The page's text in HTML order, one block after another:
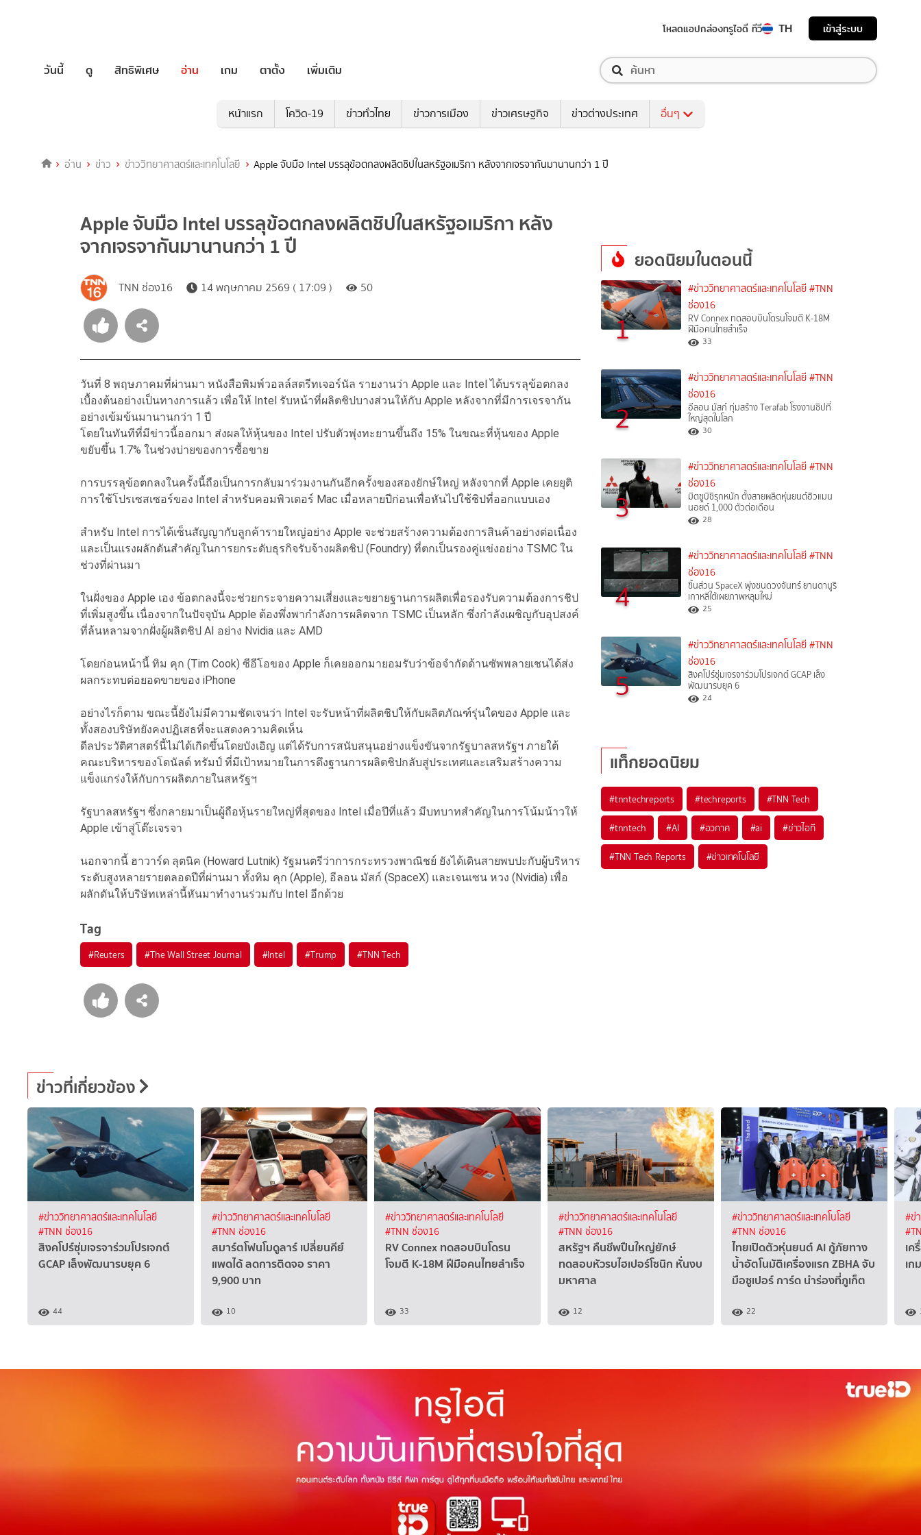
โหลดแอปกล่องทรูไอดี ทีวี TH เข้าสู่ระบบ
วันนี้ ดู สิทธิพิเศษ อ่าน เกม ตาตั้ง เพิ่มเติม
หน้าแรก โควิด-19 ข่าวทั่วไทย ข่าวการเมือง ข่าวเศรษฐกิจ ข่าวต่างประเทศ อื่นๆ
อ่าน ข่าว ข่าววิทยาศาสตร์และเทคโนโลยี Apple จับมือ Intel บรรลุข้อตกลงผลิตชิปในสหรัฐอเมริกา หลังจากเจรจากันมานานกว่า 1 ปี
Apple จับมือ Intel บรรลุข้อตกลงผลิตชิปในสหรัฐอเมริกา หลัง
จากเจรจากันมานานกว่า 1 ปี
TNN ช่อง16 14 พฤษภาคม 2569 ( 17:09 ) 50
วันที่ 8 พฤษภาคมที่ผ่านมา หนังสือพิมพ์วอลล์สตรีทเจอร์นัล รายงานว่า Apple และ Intel ได้บรรลุข้อตกลง
เบื้องต้นอย่างเป็นทางการแล้ว เพื่อให้ Intel รับหน้าที่ผลิตชิปบางส่วนให้กับ Apple หลังจากที่มีการเจรจากัน
อย่างเข้มข้นมานานกว่า 1 ปี
โดยในทันทีที่มีข่าวนี้ออกมา ส่งผลให้หุ้นของ Intel ปรับตัวพุ่งทะยานขึ้นถึง 15% ในขณะที่หุ้นของ Apple
ขยับขึ้น 1.7% ในช่วงบ่ายของการซื้อขาย
การบรรลุข้อตกลงในครั้งนี้ถือเป็นการกลับมาร่วมงานกันอีกครั้งของสองยักษ์ใหญ่ หลังจากที่ Apple เคยยุติ
การใช้โปรเซสเซอร์ของ Intel สำหรับคอมพิวเตอร์ Mac เมื่อหลายปีก่อนเพื่อหันไปใช้ชิปที่ออกแบบเอง
สำหรับ Intel การได้เซ็นสัญญากับลูกค้ารายใหญ่อย่าง Apple จะช่วยสร้างความต้องการสินค้าอย่างต่อเนื่อง
และเป็นแรงผลักดันสำคัญในการยกระดับธุรกิจรับจ้างผลิตชิป (Foundry) ที่ตกเป็นรองคู่แข่งอย่าง TSMC ใน
ช่วงที่ผ่านมา
ในฝั่งของ Apple เอง ข้อตกลงนี้จะช่วยกระจายความเสี่ยงและขยายฐานการผลิตเพื่อรองรับความต้องการชิป
ที่เพิ่มสูงขึ้น เนื่องจากในปัจจุบัน Apple ต้องพึ่งพากำลังการผลิตจาก TSMC เป็นหลัก ซึ่งกำลังเผชิญกับอุปสงค์
ที่ล้นหลามจากฝั่งผู้ผลิตชิป AI อย่าง Nvidia และ AMD
โดยก่อนหน้านี้ ทิม คุก (Tim Cook) ซีอีโอของ Apple ก็เคยออกมายอมรับว่าข้อจำกัดด้านซัพพลายเชนได้ส่ง
ผลกระทบต่อยอดขายของ iPhone
อย่างไรก็ตาม ขณะนี้ยังไม่มีความชัดเจนว่า Intel จะรับหน้าที่ผลิตชิปให้กับผลิตภัณฑ์รุ่นใดของ Apple และ
ทั้งสองบริษัทยังคงปฏิเสธที่จะแสดงความคิดเห็น
ดีลประวัติศาสตร์นี้ไม่ได้เกิดขึ้นโดยบังเอิญ แต่ได้รับการสนับสนุนอย่างแข็งขันจากรัฐบาลสหรัฐฯ ภายใต้
คณะบริหารของโดนัลด์ ทรัมป์ ที่มีเป้าหมายในการดึงฐานการผลิตชิปกลับสู่ประเทศและเสริมสร้างความ
แข็งแกร่งให้กับการผลิตภายในสหรัฐฯ
รัฐบาลสหรัฐฯ ซึ่งกลายมาเป็นผู้ถือหุ้นรายใหญ่ที่สุดของ Intel เมื่อปีที่แล้ว มีบทบาทสำคัญในการโน้มน้าวให้
Apple เข้าสู่โต๊ะเจรจา
นอกจากนี้ ฮาวาร์ด ลุตนิค (Howard Lutnik) รัฐมนตรีว่าการกระทรวงพาณิชย์ ยังได้เดินสายพบปะกับผู้บริหาร
ระดับสูงหลายรายตลอดปีที่ผ่านมา ทั้งทิม คุก (Apple), อีลอน มัสก์ (SpaceX) และเจนเซน หวง (Nvidia) เพื่อ
ผลักดันให้บริษัทเหล่านี้หันมาทำงานร่วมกับ Intel อีกด้วย
Tag
#Reuters #The Wall Street Journal #Intel #Trump #TNN Tech
ยอดนิยมในตอนนี้
1
#ข่าววิทยาศาสตร์และเทคโนโลยี #TNN
ช่อง16
RV Connex ทดสอบบินโดรนโจมตี K-18M
ฝีมือคนไทยสำเร็จ
33
2
#ข่าววิทยาศาสตร์และเทคโนโลยี #TNN
ช่อง16
อีลอน มัสก์ ทุ่มสร้าง Terafab โรงงานชิปที่
ใหญ่สุดในโลก
30
3
#ข่าววิทยาศาสตร์และเทคโนโลยี #TNN
ช่อง16
มิตซูบิชิรุกหนัก ตั้งสายผลิตหุ่นยนต์ฮิวแมน
นอยด์ 1,000 ตัวต่อเดือน
28
4
#ข่าววิทยาศาสตร์และเทคโนโลยี #TNN
ช่อง16
ชิ้นส่วน SpaceX พุ่งชนดวงจันทร์ ยานดานูริ
เกาหลีใต้เผยภาพหลุมใหม่
25
5
#ข่าววิทยาศาสตร์และเทคโนโลยี #TNN
ช่อง16
สิงคโปร์ซุ่มเจรจาร่วมโปรเจกต์ GCAP เล็ง
พัฒนารบยุค 6
24
แท็กยอดนิยม
#tnntechreports #techreports #TNN Tech
#tnntech #AI #อวกาศ #ai #ข่าวไอที
#TNN Tech Reports #ข่าวเทคโนโลยี
ข่าวที่เกี่ยวข้อง
#ข่าววิทยาศาสตร์และเทคโนโลยี
#TNN ช่อง16
สิงคโปร์ซุ่มเจรจาร่วมโปรเจกต์
GCAP เล็งพัฒนารบยุค 6
44
#ข่าววิทยาศาสตร์และเทคโนโลยี
#TNN ช่อง16
สมาร์ตโฟนโมดูลาร์ เปลี่ยนคีย์
แพดได้ ลดการติดจอ ราคา
9,900 บาท
10
#ข่าววิทยาศาสตร์และเทคโนโลยี
#TNN ช่อง16
RV Connex ทดสอบบินโดรน
โจมตี K-18M ฝีมือคนไทยสำเร็จ
33
#ข่าววิทยาศาสตร์และเทคโนโลยี
#TNN ช่อง16
สหรัฐฯ คืนชีพปืนใหญ่ยักษ์
ทดสอบหัวรบไฮเปอร์โซนิก หั่นงบ
มหาศาล
12
#ข่าววิทยาศาสตร์และเทคโนโลยี
#TNN ช่อง16
ไทยเปิดตัวหุ่นยนต์ AI กู้ภัยทาง
น้ำอัตโนมัติเครื่องแรก ZBHA จับ
มือซูเปอร์ การ์ด นำร่องที่ภูเก็ต
22
#ข่
เค
เก